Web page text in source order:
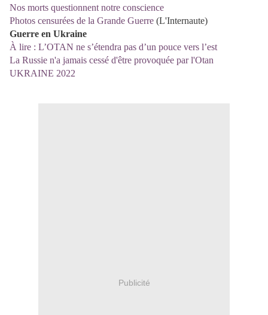
Nos morts questionnent notre conscience
Photos censurées de la Grande Guerre (L'Internaute)
Guerre en Ukraine
À lire : L’OTAN ne s’étendra pas d’un pouce vers l’est
La Russie n'a jamais cessé d'être provoquée par l'Otan
UKRAINE 2022
Publicité